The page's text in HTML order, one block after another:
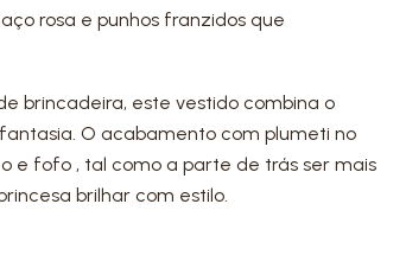
rosa e punhos franzidos que
brincadeira, este vestido combina o
O acabamento com plumeti no
e fofo , tal como a parte de trás ser mais
brilhar com estilo.